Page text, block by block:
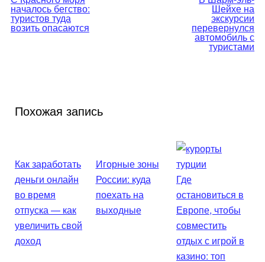
поначалось бегство:
туристов туда
возить опасаются
Шейхе на
экскурсии
перевернулся
автомобиль с
туристами
Похожая запись
Как заработать
деньги онлайн
во время
отпуска — как
увеличить свой
доход
Игорные зоны
России: куда
поехать на
выходные
Где
остановиться в
Европе, чтобы
совместить
отдых с игрой в
казино: топ